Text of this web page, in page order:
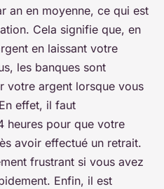
an en moyenne, ce qui est
Cela signifie que, en
en laissant votre
les banques sont
votre argent lorsque vous
effet, il faut
heures pour que votre
avoir effectué un retrait.
frustrant si vous avez
Enfin, il est